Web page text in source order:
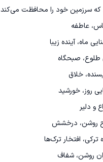
که سرزمین خود را محافظت می‌کند
عاطفه
ماه، آینده زیبا
طلوع، صبحگاه
خلاق
روز، خورشید
و دلیر
روشن، درخشش
ترکی، افتخار ترک‌ها
روشن، شفاف